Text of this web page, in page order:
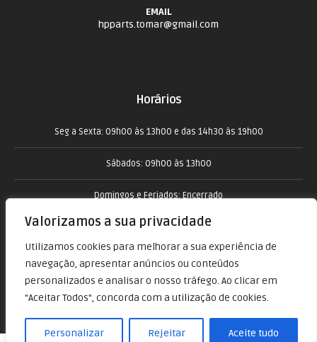
Valorizamos a sua privacidade
Utilizamos cookies para melhorar a sua experiência de
navegação, apresentar anúncios ou conteúdos
personalizados e analisar o nosso tráfego. Ao clicar em
"Aceitar Todos", concorda com a utilização de cookies.
Personalizar Rejeitar Aceite tudo
EMAIL
hpparts.tomar@gmail.com
Horários
Seg a Sexta: 09h00 às 13h00 e das 14h30 às 19h00
Sábados: 09h00 às 13h00
Domingos e Feriados: Encerrado